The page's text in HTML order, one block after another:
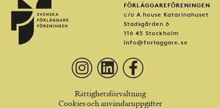
FÖRLÄGGAREFÖRENINGEN
c/o A house Katarinahuset
Stadsgården 6
116 45 Stockholm
info@forlaggare.se
Rättighetsförvaltning
Cookies och användaruppgifter